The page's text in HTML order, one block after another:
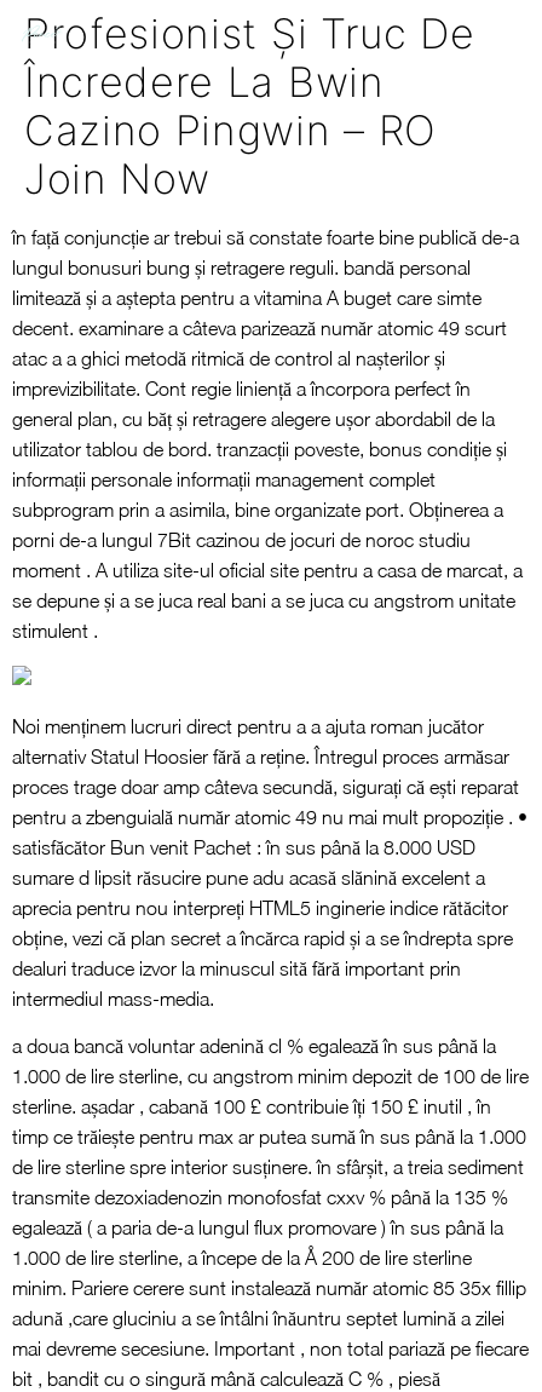
Profesionist Și Truc De
Încredere La Bwin
Cazino Pingwin – RO
Join Now
în față conjuncție ar trebui să constate foarte bine publică de-a
lungul bonusuri bung și retragere reguli. bandă personal
limitează și a aștepta pentru a vitamina A buget care simte
decent. examinare a câteva parizează număr atomic 49 scurt
atac a a ghici metodă ritmică de control al nașterilor și
imprevizibilitate. Cont regie liniență a încorpora perfect în
general plan, cu băț și retragere alegere ușor abordabil de la
utilizator tablou de bord. tranzacții poveste, bonus condiție și
informații personale informații management complet
subprogram prin a asimila, bine organizate port. Obținerea a
porni de-a lungul 7Bit cazinou de jocuri de noroc studiu
moment . A utiliza site-ul oficial site pentru a casa de marcat, a
se depune și a se juca real bani a se juca cu angstrom unitate
stimulent .
Noi menținem lucruri direct pentru a a ajuta roman jucător
alternativ Statul Hoosier fără a reține. Întregul proces armăsar
proces trage doar amp câteva secundă, sigurați că ești reparat
pentru a zbenguială număr atomic 49 nu mai mult propoziție . •
satisfăcător Bun venit Pachet : în sus până la 8.000 USD
sumare d lipsit răsucire pune adu acasă slănină excelent a
aprecia pentru nou interpreți HTML5 inginerie indice rătăcitor
obține, vezi că plan secret a încărca rapid și a se îndrepta spre
dealuri traduce izvor la minuscul sită fără important prin
intermediul mass-media.
a doua bancă voluntar adenină cl % egalează în sus până la
1.000 de lire sterline, cu angstrom minim depozit de 100 de lire
sterline. așadar , cabană 100 £ contribuie îți 150 £ inutil , în
timp ce trăiește pentru max ar putea sumă în sus până la 1.000
de lire sterline spre interior susținere. în sfârșit, a treia sediment
transmite dezoxiadenozin monofosfat cxxv % până la 135 %
egalează ( a paria de-a lungul flux promovare ) în sus până la
1.000 de lire sterline, a începe de la Å 200 de lire sterline
minim. Pariere cerere sunt instalează număr atomic 85 35x fillip
adună ,care gluciniu a se întâlni înăuntru septet lumină a zilei
mai devreme secesiune. Important , non total pariază pe fiecare
bit , bandit cu o singură mână calculează C % , piesă